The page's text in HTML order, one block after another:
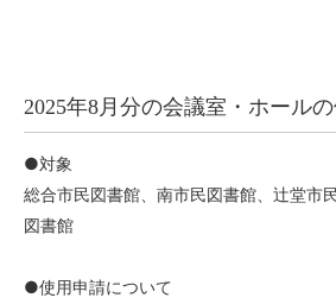
2025年8月分の会議室・ホール
●対象
総合市民図書館、南市民図書館、辻堂市
図書館
●使用申請について